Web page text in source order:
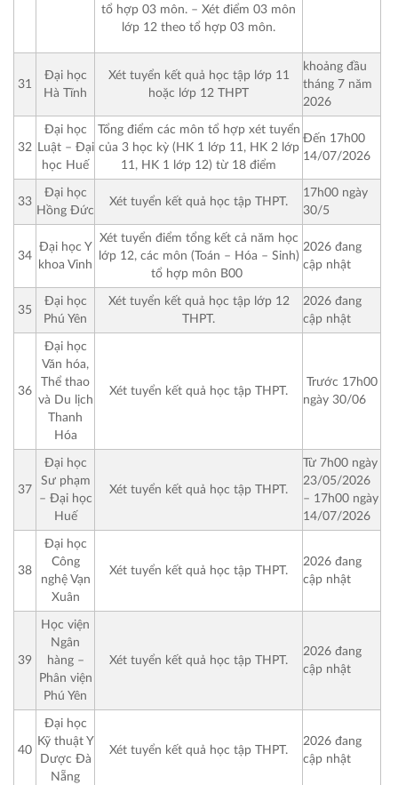
tổ hợp 03 môn. – Xét điểm 03 môn
lớp 12 theo tổ hợp 03 môn.
31
Đại học
Hà Tĩnh
Xét tuyển kết quả học tập lớp 11
hoặc lớp 12 THPT
khoảng đầu
tháng 7 năm
2026
32
Đại học
Luật – Đại
học Huế
Tổng điểm các môn tổ hợp xét tuyển
của 3 học kỳ (HK 1 lớp 11, HK 2 lớp
11, HK 1 lớp 12) từ 18 điểm
Đến 17h00
14/07/2026
33
Đại học
Hồng Đức
Xét tuyển kết quả học tập THPT.
17h00 ngày
30/5
34
Đại học Y
khoa Vinh
Xét tuyển điểm tổng kết cả năm học
lớp 12, các môn (Toán – Hóa – Sinh)
tổ hợp môn B00
2026 đang
cập nhật
35
Đại học
Phú Yên
Xét tuyển kết quả học tập lớp 12
THPT.
2026 đang
cập nhật
36
Đại học
Văn hóa,
Thể thao
và Du lịch
Thanh
Hóa
Xét tuyển kết quả học tập THPT.
Trước 17h00
ngày 30/06
37
Đại học
Sư phạm
– Đại học
Huế
Xét tuyển kết quả học tập THPT.
Từ 7h00 ngày
23/05/2026
– 17h00 ngày
14/07/2026
38
Đại học
Công
nghệ Vạn
Xuân
Xét tuyển kết quả học tập THPT.
2026 đang
cập nhật
39
Học viện
Ngân
hàng –
Phân viện
Phú Yên
Xét tuyển kết quả học tập THPT.
2026 đang
cập nhật
40
Đại học
Kỹ thuật Y
Dược Đà
Nẵng
Xét tuyển kết quả học tập THPT.
2026 đang
cập nhật